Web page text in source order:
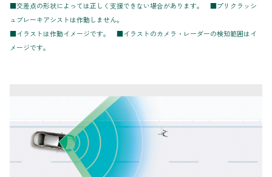
■交差点の形状によっては正しく支援できない場合があります。 ■プリクラッシ
ュブレーキアシストは作動しません。
■イラストは作動イメージです。 ■イラストのカメラ・レーダーの検知範囲はイ
メージです。